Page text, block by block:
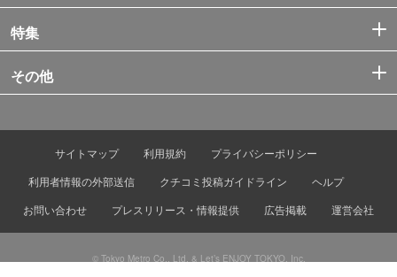
特集
その他
サイトマップ 利用規約
プライバシーポリシー
利用者情報の外部送信
クチコミ投稿ガイドライン
ヘルプ
お問い合わせ
プレスリリース・情報提供 広告掲載 運営会社
© Tokyo Metro Co., Ltd. & Let’s ENJOY TOKYO, Inc.